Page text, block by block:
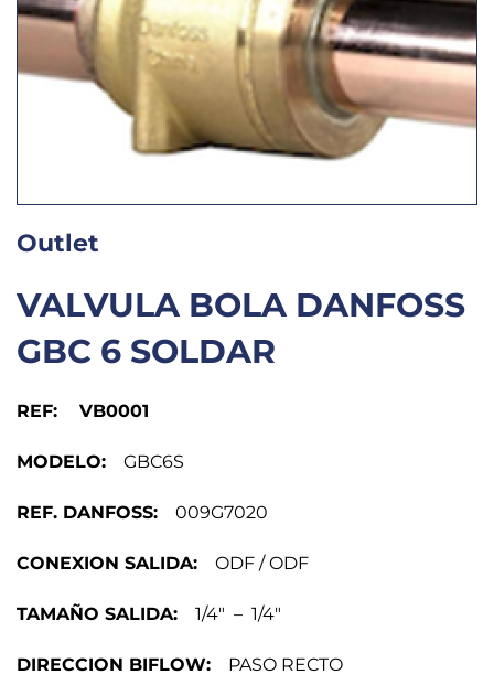
Outlet
VALVULA BOLA DANFOSS
GBC 6 SOLDAR
REF: VB0001
MODELO: GBC6S
REF. DANFOSS: 009G7020
CONEXION SALIDA: ODF / ODF
TAMAÑO SALIDA: 1/4″ – 1/4″
DIRECCION BIFLOW: PASO RECTO